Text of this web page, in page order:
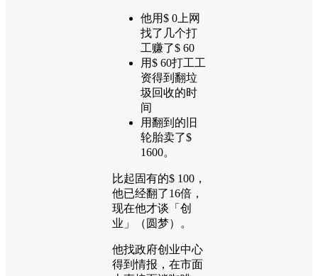
他用$ 0上网
找了几个打
工赚了$ 60
用$ 60打工工
资得到翻垃
圾回收的时
间
用翻到的旧
轮胎卖了$
1600。
比起固有的$ 100，
他已经翻了16倍，
现在他才谈「创
业」（圆梦）。
他找政府创业中心
得到情报，在市面